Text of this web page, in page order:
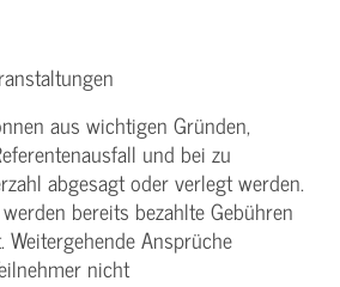
aus wichtigen Gründen,
und bei zu
abgesagt oder verlegt werden.
bereits bezahlte Gebühren
Ansprüche
nicht